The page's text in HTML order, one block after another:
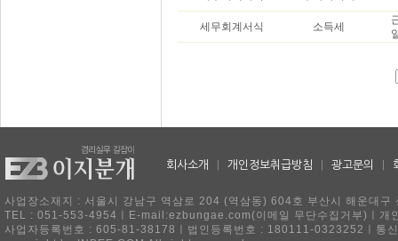
세무회계서식 소득세
회사소개 개인정보취급방침 광고문의
사업장소재지 : 서울시 강남구 역삼로 204 (역삼동) 604호 부산시 해운대
TEL : 051-553-4954ㅣE-mail:ezbungae.com(이메일 무단수집거부)ㅣ개
사업자등록번호 : 605-81-38178ㅣ법인등록번호 : 180111-0323252ㅣ통